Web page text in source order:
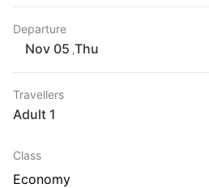
Departure
Thu
Travellers
1 Adult
Class
Economy